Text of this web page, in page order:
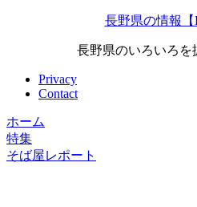
長野県の情報【
長野県のいろいろを
Privacy
Contact
ホーム
特集
そば屋レポート